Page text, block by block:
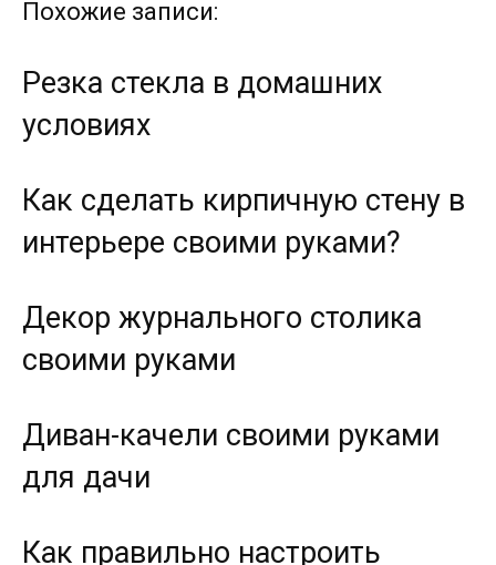
Похожие записи:
Резка стекла в домашних
условиях
Как сделать кирпичную стену в
интерьере своими руками?
Декор журнального столика
своими руками
Диван-качели своими руками
для дачи
Как правильно настроить